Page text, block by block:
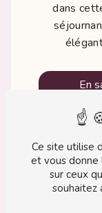
dans
En
Ce site utilise
et vous
sur ceux
souhaitez